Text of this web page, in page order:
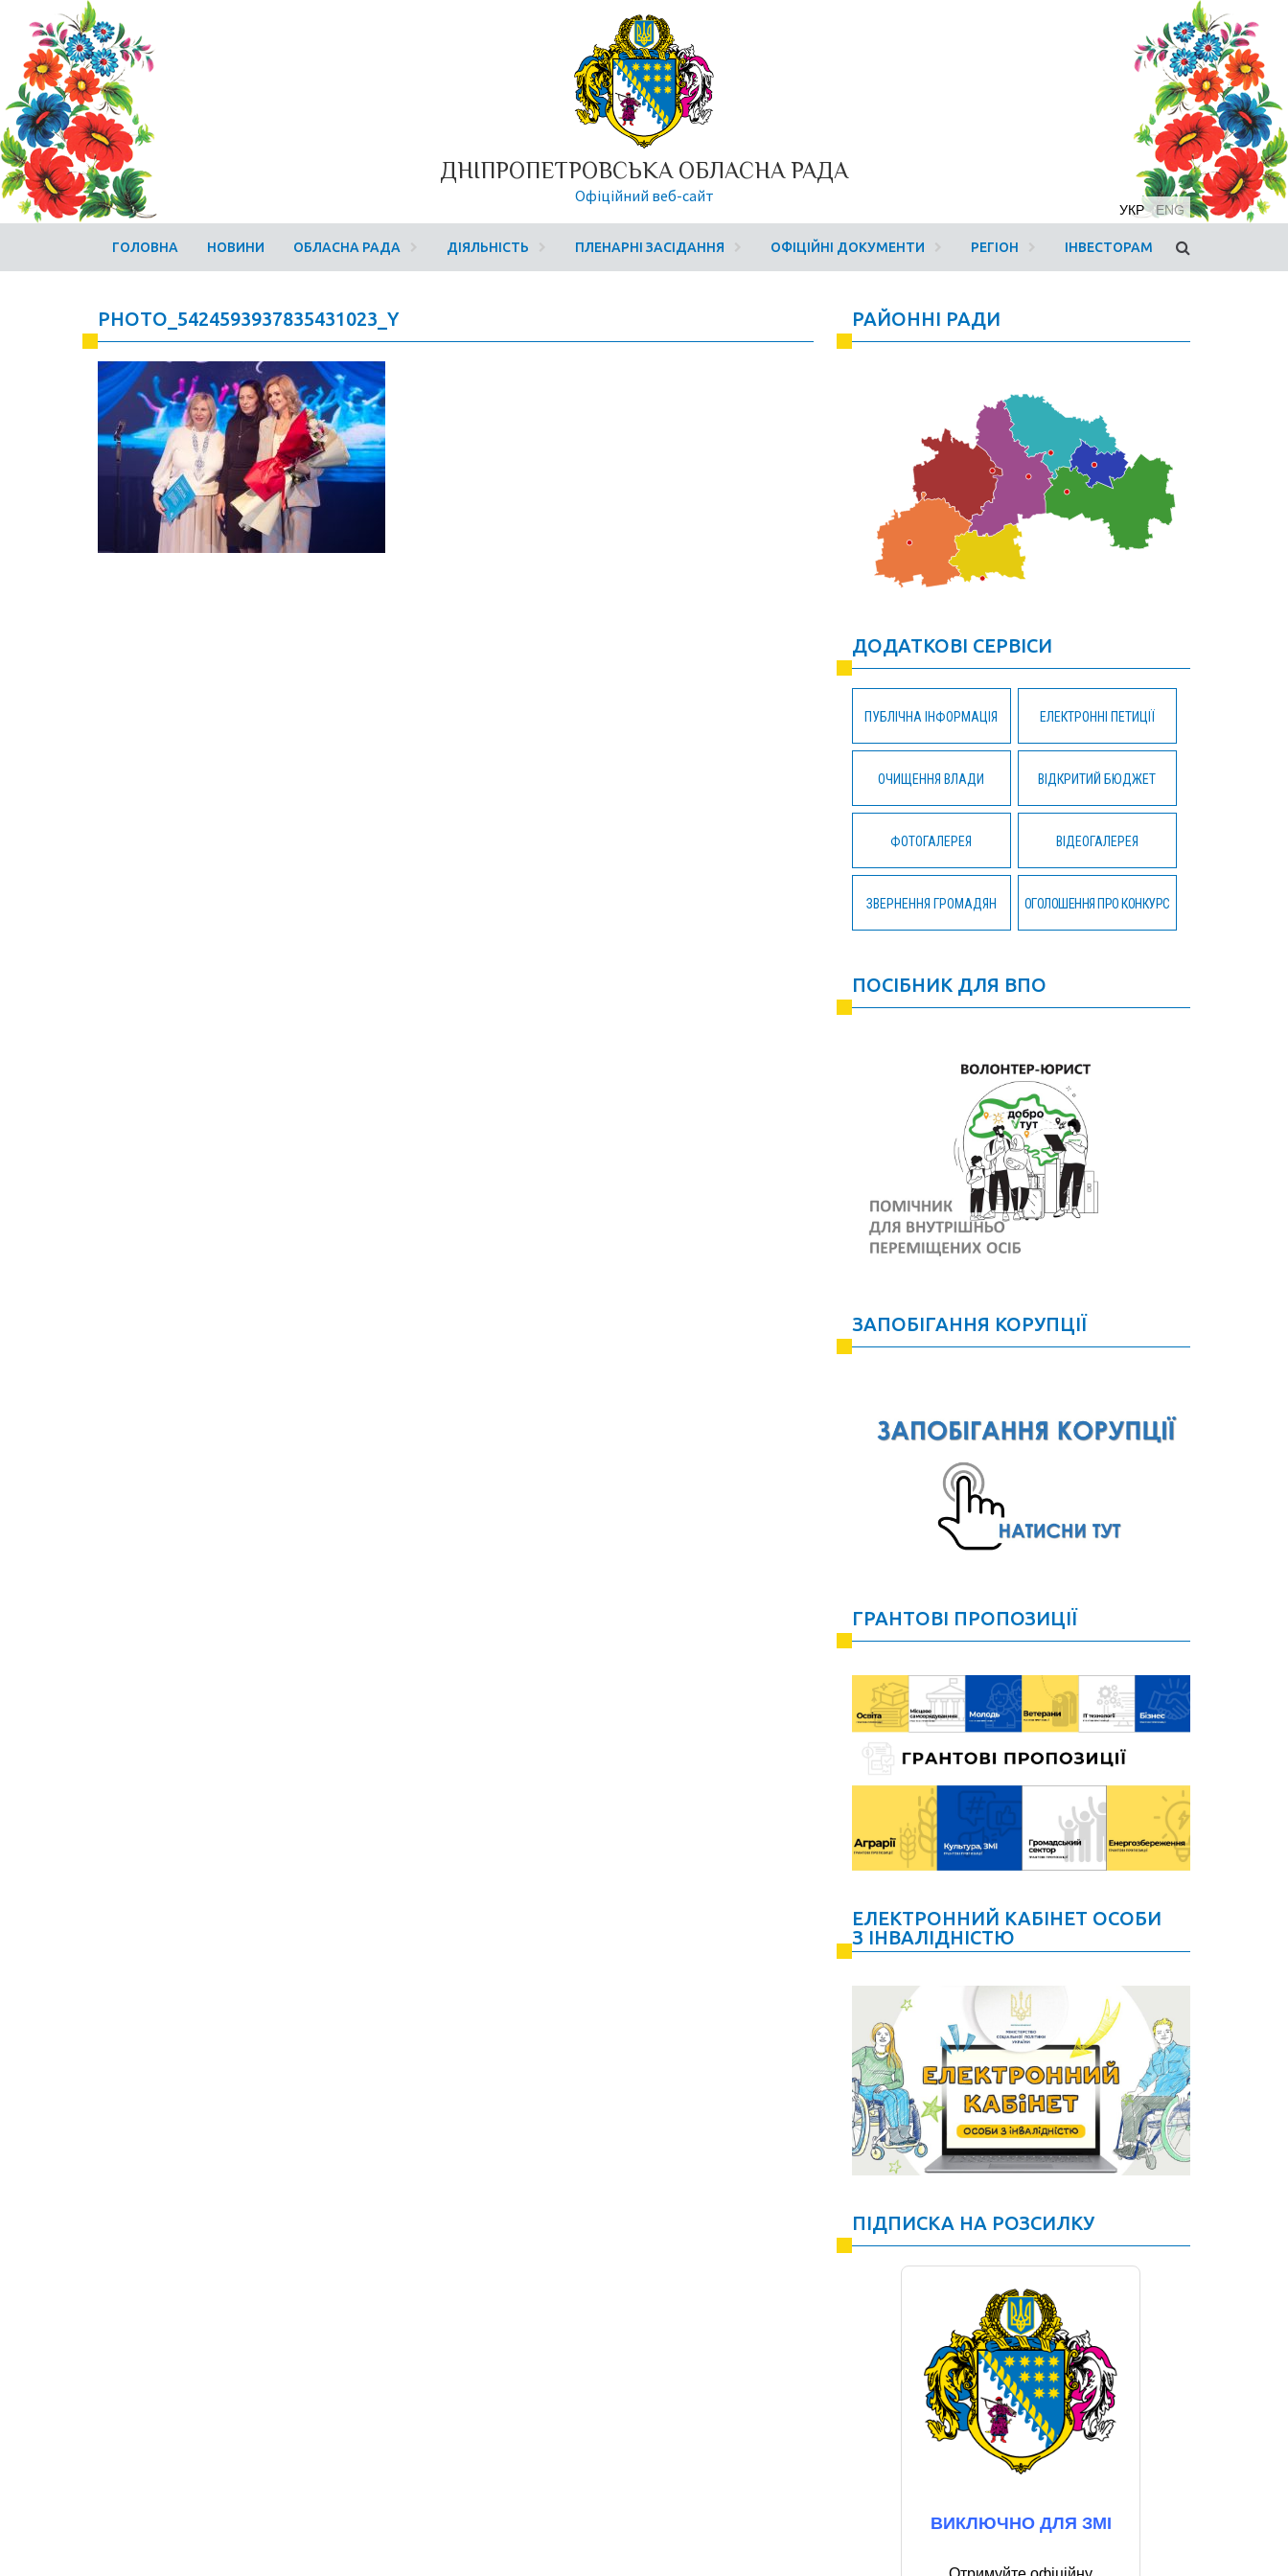
ДНІПРОПЕТРОВСЬКА ОБЛАСНА РАДА
Офіційний веб-сайт
УКР ENG
ГОЛОВНА НОВИНИ ОБЛАСНА РАДА ДІЯЛЬНІСТЬ ПЛЕНАРНІ ЗАСІДАННЯ ОФІЦІЙНІ ДОКУМЕНТИ РЕГІОН ІНВЕСТОРАМ
PHOTO_5424593937835431023_Y РАЙОННІ РАДИ
ДОДАТКОВІ СЕРВІСИ
ПУБЛІЧНА ІНФОРМАЦІЯ ЕЛЕКТРОННІ ПЕТИЦІЇ
ОЧИЩЕННЯ ВЛАДИ ВІДКРИТИЙ БЮДЖЕТ
ФОТОГАЛЕРЕЯ ВІДЕОГАЛЕРЕЯ
ЗВЕРНЕННЯ ГРОМАДЯН ОГОЛОШЕННЯ ПРО КОНКУРС
ПОСІБНИК ДЛЯ ВПО
ЗАПОБІГАННЯ КОРУПЦІЇ
ГРАНТОВІ ПРОПОЗИЦІЇ
ЕЛЕКТРОННИЙ КАБІНЕТ ОСОБИ
З ІНВАЛІДНІСТЮ
ПІДПИСКА НА РОЗСИЛКУ
ВИКЛЮЧНО ДЛЯ ЗМІ